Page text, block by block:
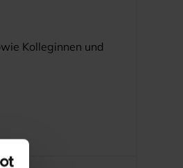
Kolleginnen und